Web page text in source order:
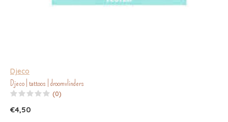
Djeco
Djeco | tattoos | droomvlinders
(0)
€4,50